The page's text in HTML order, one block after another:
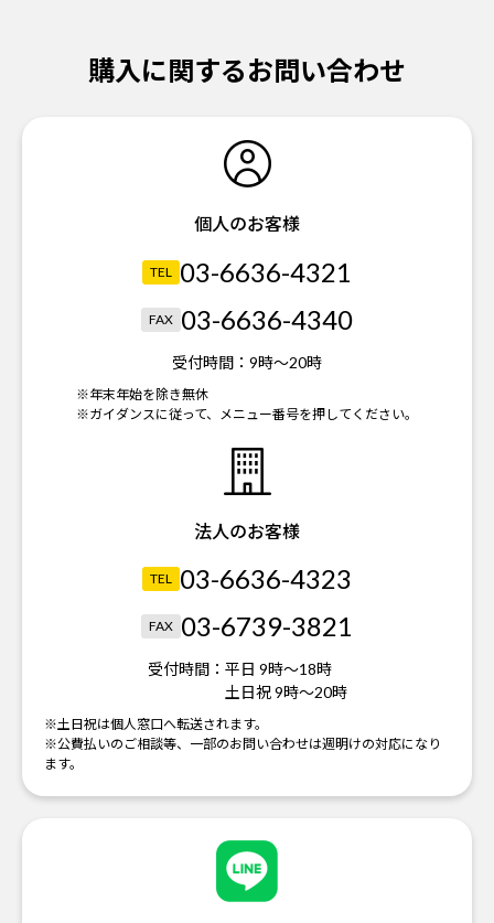
購入に関するお問い合わせ
個人のお客様
TEL 03-6636-4321
FAX 03-6636-4340
受付時間： 9時～20時
※年末年始を除き無休
※ガイダンスに従って、メニュー番号を押してください。
法人のお客様
TEL 03-6636-4323
FAX 03-6739-3821
受付時間： 平日 9時～18時
土日祝 9時～20時
※土日祝は個人窓口へ転送されます。
※公費払いのご相談等、一部のお問い合わせは週明けの対応になり
ます。